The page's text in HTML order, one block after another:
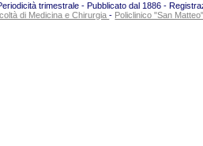
trimestrale - Pubblicato dal 1886 -
di Medicina e Chirurgia- Policlinico "San Matteo"